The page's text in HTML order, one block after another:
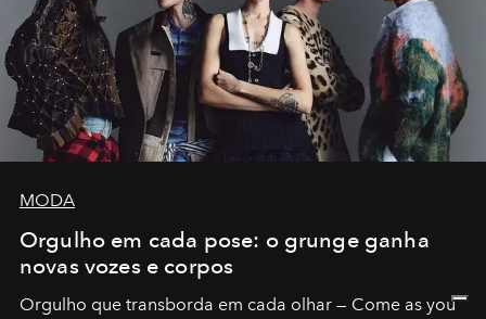
MODA
Orgulho em cada pose: o grunge ganha
novas vozes e corpos
Orgulho que transborda em cada olhar — Come as you